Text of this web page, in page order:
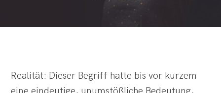
Realität: Dieser Begriff hatte bis vor kurzem